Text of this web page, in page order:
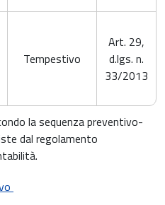
Tempestivo
Art. 29,
d.lgs. n.
33/2013
la sequenza preventivo-
dal regolamento